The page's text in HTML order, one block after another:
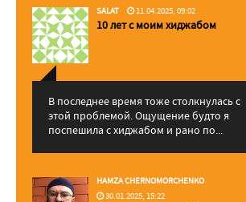
SALAT 11.04.2025, 09:02
10 лет с моим хиджабом
В последнее время тоже столкнулась с
этой проблемой. Ощущение будто я
поспешила с хиджабом и рано по...
HAMZA CHERNOMORCHENKO
30.01.2025, 15:22